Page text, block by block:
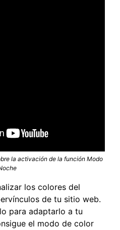
la activación de la función Modo
los colores del
de tu sitio web.
para adaptarlo a tu
el modo de color